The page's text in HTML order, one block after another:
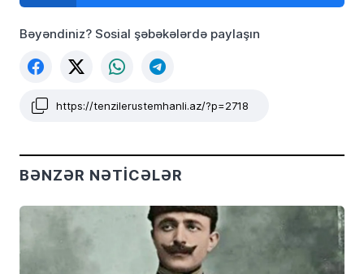
Bəyəndiniz? Sosial şəbəkələrdə paylaşın
https://tenzilerustemhanli.az/?p=2718
BƏNZƏR NƏTICƏLƏR